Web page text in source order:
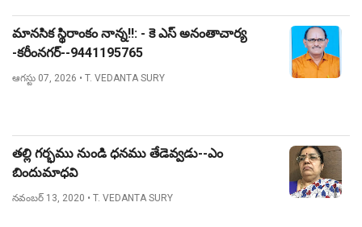
మానసిక స్థిరాంకం నాన్న!!: - కె ఎస్ అనంతాచార్య
-కరీంనగర్--9441195765
ఆగస్టు 07, 2026 • T. VEDANTA SURY
తల్లి గర్భము నుండి ధనము తేడెవ్వడు--ఎం
బిందుమాధవి
నవంబర్ 13, 2020 • T. VEDANTA SURY